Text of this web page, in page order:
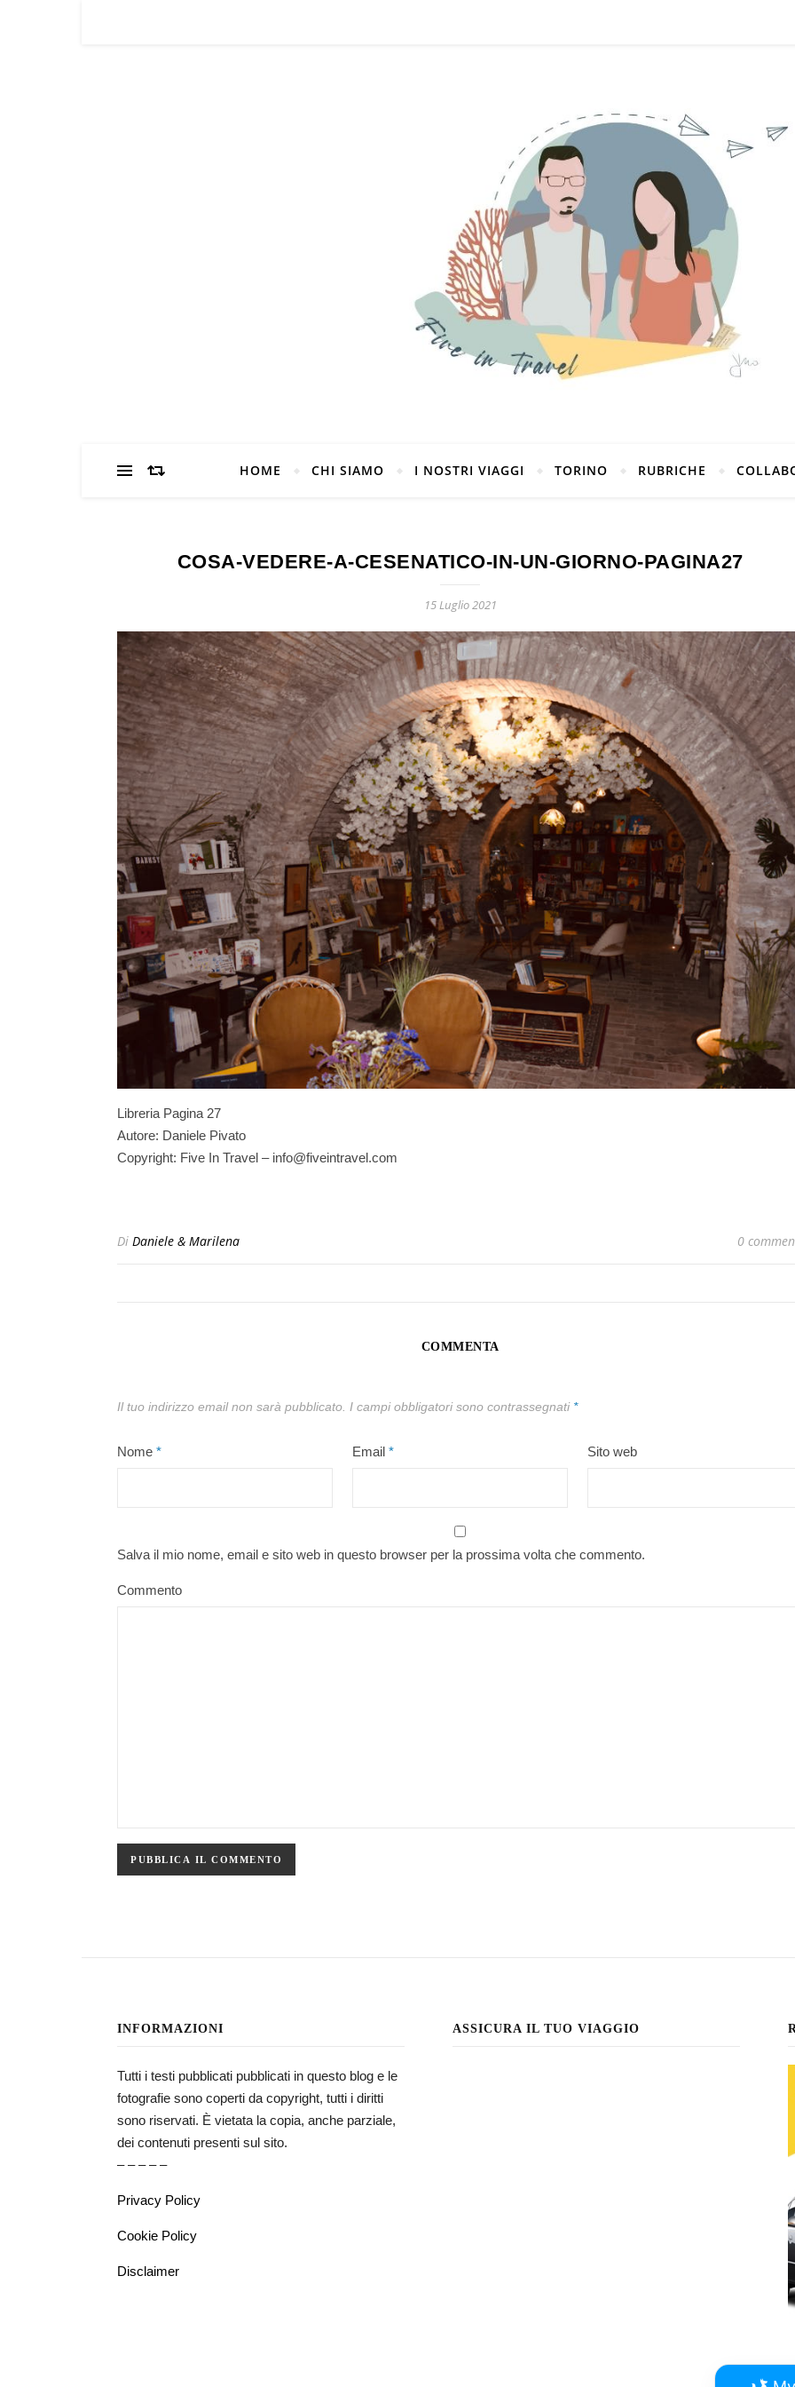
HOME CHI SIAMO I NOSTRI VIAGGI TORINO RUBRICHE
COSA-VEDERE-A-CESENATICO-IN-UN-GIORNO-PAGINA27
15 Luglio 2021
Libreria Pagina 27
Autore: Daniele Pivato
Copyright: Five In Travel – info@fiveintravel.com
Di Daniele & Marilena 0
COMMENTA
Il tuo indirizzo email non sarà pubblicato. I campi obbligatori sono contrassegnati *
Nome * Email * Sito web
Salva il mio nome, email e sito web in questo browser per la prossima volta che commento.
Commento
INFORMAZIONI
Tutti i testi pubblicati pubblicati in questo blog e le
fotografie sono coperti da copyright, tutti i diritti
sono riservati. È vietata la copia, anche parziale,
dei contenuti presenti sul sito.
– – – – –
Privacy Policy
Cookie Policy
Disclaimer
ASSICURA IL TUO VIAGGIO